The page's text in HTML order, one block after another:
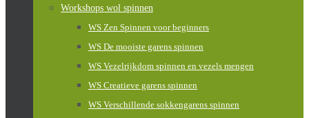
Workshops wol spinnen
WS Zen Spinnen voor beginners
WS De mooiste garens spinnen
WS Vezelrijkdom spinnen en vezels mengen
WS Creatieve garens spinnen
WS Verschillende sokkengarens spinnen